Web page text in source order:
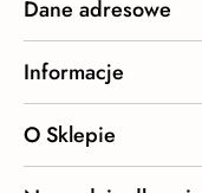
Dane adresowe
Informacje
O Sklepie